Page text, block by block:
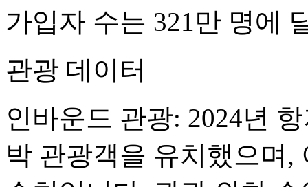
가입자 수는 321만 명에
관광 데이터
인바운드 관광: 2024년
박 관광객을 유치했으며,